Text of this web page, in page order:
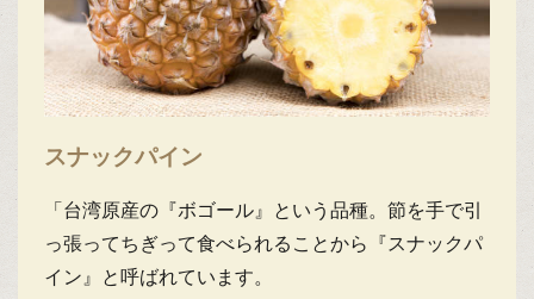
スナックパイン
「台湾原産の『ボゴール』という品種。節を手で引
っ張ってちぎって食べられることから『スナックパ
イン』と呼ばれています。